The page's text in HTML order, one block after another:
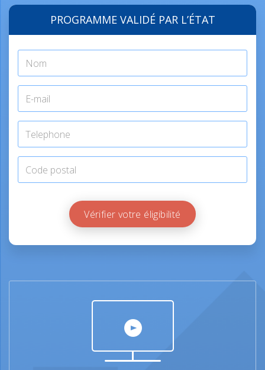
PROGRAMME VALIDÉ PAR L’ÉTAT
Vérifier votre éligibilité